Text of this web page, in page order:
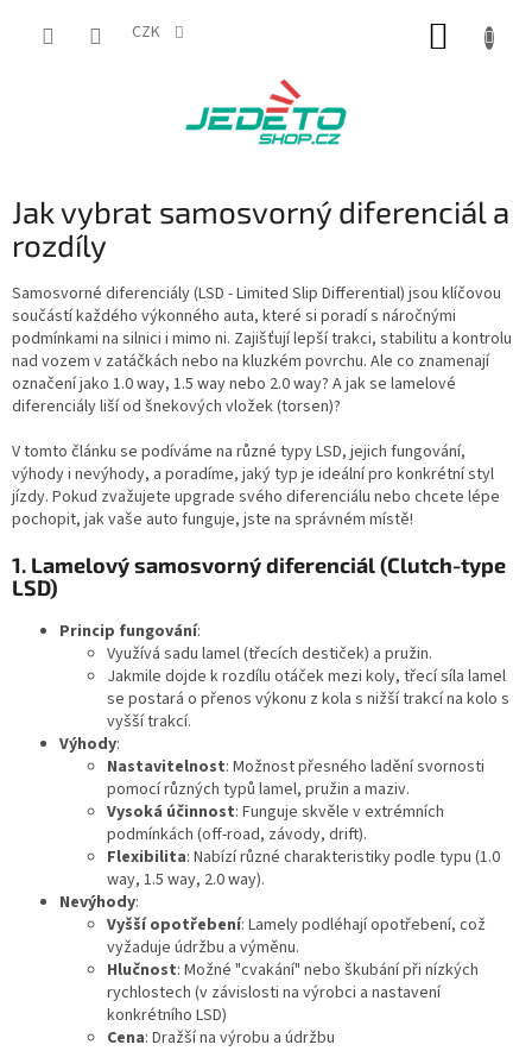
CZK
Jak vybrat samosvorný diferenciál a
rozdíly
Samosvorné diferenciály (LSD - Limited Slip Differential) jsou klíčovou
součástí každého výkonného auta, které si poradí s náročnými
podmínkami na silnici i mimo ni. Zajišťují lepší trakci, stabilitu a kontrolu
nad vozem v zatáčkách nebo na kluzkém povrchu. Ale co znamenají
označení jako 1.0 way, 1.5 way nebo 2.0 way? A jak se lamelové
diferenciály liší od šnekových vložek (torsen)?
V tomto článku se podíváme na různé typy LSD, jejich fungování,
výhody i nevýhody, a poradíme, jaký typ je ideální pro konkrétní styl
jízdy. Pokud zvažujete upgrade svého diferenciálu nebo chcete lépe
pochopit, jak vaše auto funguje, jste na správném místě!
1. Lamelový samosvorný diferenciál (Clutch-type
LSD)
Princip fungování:
Využívá sadu lamel (třecích destiček) a pružin.
Jakmile dojde k rozdílu otáček mezi koly, třecí síla lamel
se postará o přenos výkonu z kola s nižší trakcí na kolo s
vyšší trakcí.
Výhody:
Nastavitelnost: Možnost přesného ladění svornosti
pomocí různých typů lamel, pružin a maziv.
Vysoká účinnost: Funguje skvěle v extrémních
podmínkách (off-road, závody, drift).
Flexibilita: Nabízí různé charakteristiky podle typu (1.0
way, 1.5 way, 2.0 way).
Nevýhody:
Vyšší opotřebení: Lamely podléhají opotřebení, což
vyžaduje údržbu a výměnu.
Hlučnost: Možné "cvakání" nebo škubání při nízkých
rychlostech (v závislosti na výrobci a nastavení
konkrétního LSD)
Cena: Dražší na výrobu a údržbu